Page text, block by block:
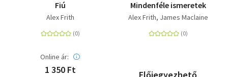
Fiú
Alex Frith
Online ár:
1 350 Ft
Mindenféle ismeretek
Alex Frith James Maclaine
Előjegyezhető